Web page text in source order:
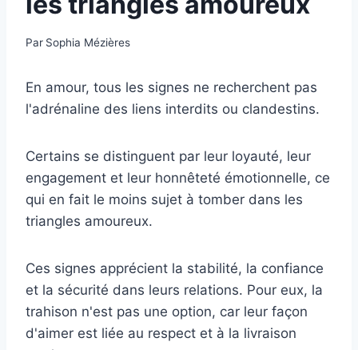
Par Sophia Mézières
En amour, tous les signes ne recherchent pas
l'adrénaline des liens interdits ou clandestins.
Certains se distinguent par leur loyauté, leur
engagement et leur honnêteté émotionnelle, ce
qui en fait le moins sujet à tomber dans les
triangles amoureux.
Ces signes apprécient la stabilité, la confiance
et la sécurité dans leurs relations. Pour eux, la
trahison n'est pas une option, car leur façon
d'aimer est liée au respect et à la livraison